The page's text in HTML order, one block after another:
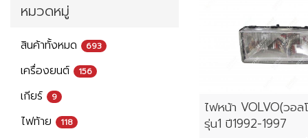
หมวดหมู่
สินค้าทั้งหมด 693
เครื่องยนต์ 156
เกียร์ 9
ไฟท้าย 118
ไฟหน้า VOLVO(วอ
รุ่น1 ปี1992-1997